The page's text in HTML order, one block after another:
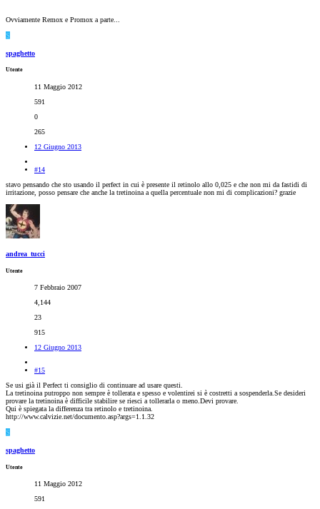
Ovviamente Remox e Promox a parte...
S
spaghetto
Utente
11 Maggio 2012
591
0
265
12 Giugno 2013
#14
stavo pensando che sto usando il perfect in cui è presente il retinolo allo 0,025 e che non mi da fastidi di
irritazione, posso pensare che anche la tretinoina a quella percentuale non mi di complicazioni? grazie
andrea_tucci
Utente
7 Febbraio 2007
4,144
23
915
12 Giugno 2013
#15
Se usi già il Perfect ti consiglio di continuare ad usare questi.
La tretinoina putroppo non sempre è tollerata e spesso e volentirei si è costretti a sospenderla.Se desideri
provare la tretinoina è difficile stabilire se riesci a tollerarla o meno.Devi provare.
Qui è spiegata la differenza tra retinolo e tretinoina.
http://www.calvizie.net/documento.asp?args=1.1.32
S
spaghetto
Utente
11 Maggio 2012
591